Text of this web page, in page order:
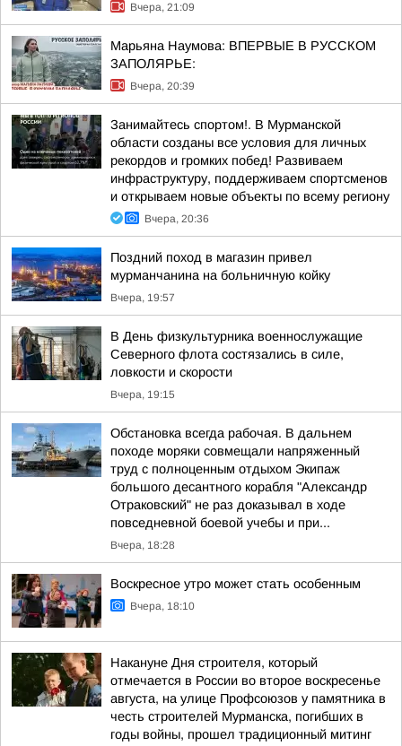
Вчера, 21:09
Марьяна Наумова: ВПЕРВЫЕ В РУССКОМ
ЗАПОЛЯРЬЕ:
Вчера, 20:39
Занимайтесь спортом!. В Мурманской
области созданы все условия для личных
рекордов и громких побед! Развиваем
инфраструктуру, поддерживаем спортсменов
и открываем новые объекты по всему региону
Вчера, 20:36
Поздний поход в магазин привел
мурманчанина на больничную койку
Вчера, 19:57
В День физкультурника военнослужащие
Северного флота состязались в силе,
ловкости и скорости
Вчера, 19:15
Обстановка всегда рабочая. В дальнем
походе моряки совмещали напряженный
труд с полноценным отдыхом Экипаж
большого десантного корабля "Александр
Отраковский" не раз доказывал в ходе
повседневной боевой учебы и при...
Вчера, 18:28
Воскресное утро может стать особенным
Вчера, 18:10
Накануне Дня строителя, который
отмечается в России во второе воскресенье
августа, на улице Профсоюзов у памятника в
честь строителей Мурманска, погибших в
годы войны, прошел традиционный митинг